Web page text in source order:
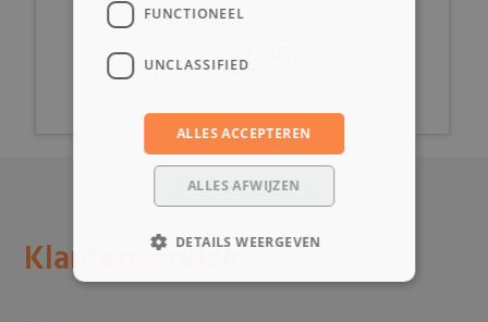
€ 29,99
Klantenservice
FUNCTIONEEL
UNCLASSIFIED
ALLES ACCEPTEREN
ALLES AFWIJZEN
DETAILS WEERGEVEN